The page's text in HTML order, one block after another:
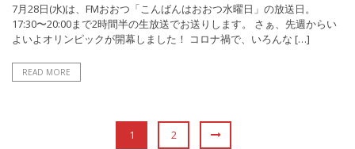
7月28日(水)は、FMおおつ「こんばんはおおつ水曜日」の放送日。
17:30〜20:00まで2時間半の生放送でお送りします。 さぁ、先週からい
よいよオリンピックが開幕しました！ コロナ禍で、いろんな […]
READ MORE
1 2